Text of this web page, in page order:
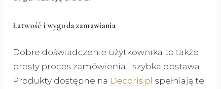
Łatwość i wygoda zamawiania
Dobre doświadczenie użytkownika to także
prosty proces zamówienia i szybka dostawa.
Produkty dostępne na Decoris.pl spełniają te